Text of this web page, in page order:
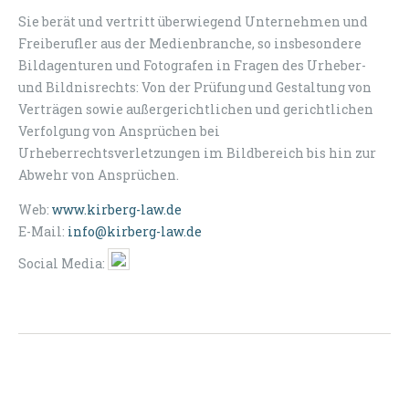
Sie berät und vertritt überwiegend Unternehmen und
Freiberufler aus der Medienbranche, so insbesondere
Bildagenturen und Fotografen in Fragen des Urheber-
und Bildnisrechts: Von der Prüfung und Gestaltung von
Verträgen sowie außergerichtlichen und gerichtlichen
Verfolgung von Ansprüchen bei
Urheberrechtsverletzungen im Bildbereich bis hin zur
Abwehr von Ansprüchen.
Web: www.kirberg-law.de
E-Mail: info@kirberg-law.de
Social Media: